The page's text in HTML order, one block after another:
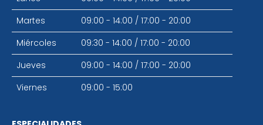
Martes
09:00 - 14:00 / 17:00 - 20:00
Miércoles
09:30 - 14:00 / 17:00 - 20:00
Jueves
09:00 - 14:00 / 17:00 - 20:00
Viernes
09:00 - 15:00